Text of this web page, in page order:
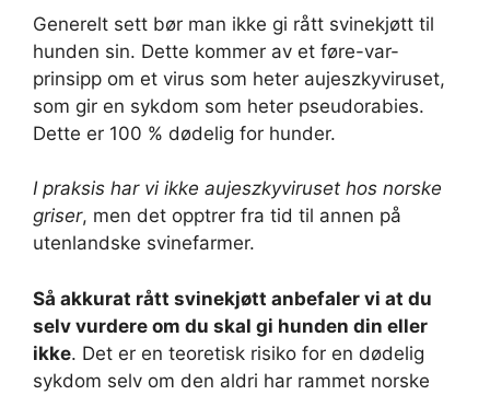
Generelt sett bør man ikke gi rått svinekjøtt til
hunden sin. Dette kommer av et føre-var-
prinsipp om et virus som heter aujeszkyviruset,
som gir en sykdom som heter pseudorabies.
Dette er 100 % dødelig for hunder.
I praksis har vi ikke aujeszkyviruset hos norske
griser, men det opptrer fra tid til annen på
utenlandske svinefarmer.
Så akkurat rått svinekjøtt anbefaler vi at du
selv vurdere om du skal gi hunden din eller
ikke. Det er en teoretisk risiko for en dødelig
sykdom selv om den aldri har rammet norske